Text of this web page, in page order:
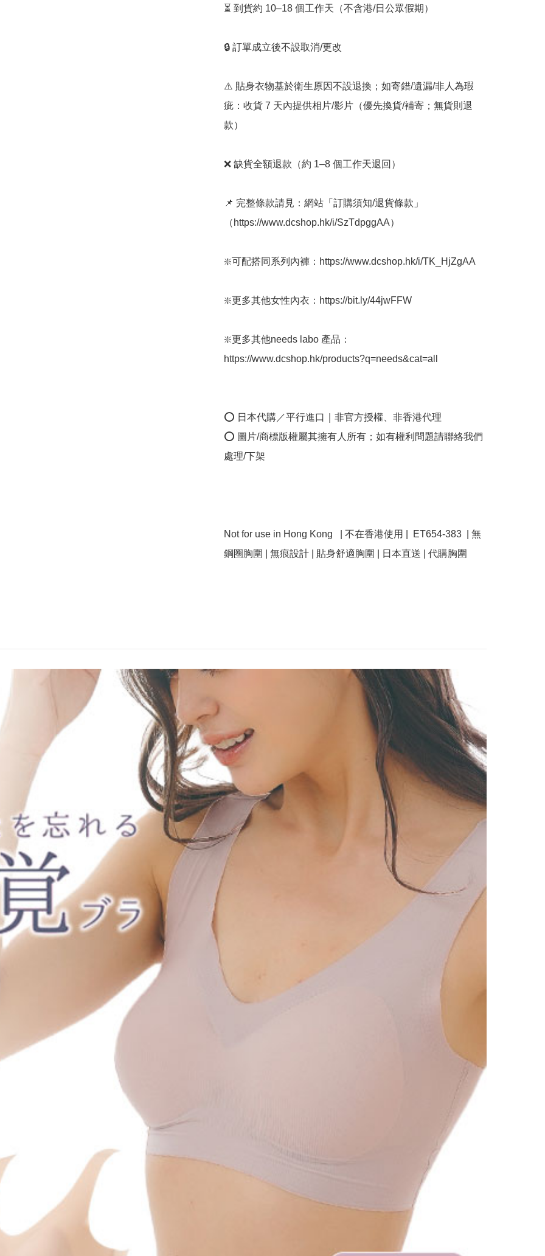
⏳ 到貨約 10–18 個工作天（不含港/日公眾假期）
🔒 訂單成立後不設取消/更改
⚠️ 貼身衣物基於衛生原因不設退換；如寄錯/遺漏/非人為瑕
疵：收貨 7 天內提供相片/影片（優先換貨/補寄；無貨則退
款）
❌ 缺貨全額退款（約 1–8 個工作天退回）
📌 完整條款請見：網站「訂購須知/退貨條款」
（https://www.dcshop.hk/i/SzTdpggAA）
❇️可配搭同系列內褲：https://www.dcshop.hk/i/TK_HjZgAA
❇️更多其他女性內衣：https://bit.ly/44jwFFW
❇️更多其他needs labo 產品：
https://www.dcshop.hk/products?q=needs&cat=all
⭕ 日本代購／平行進口｜非官方授權、非香港代理
⭕ 圖片/商標版權屬其擁有人所有；如有權利問題請聯絡我們
處理/下架
Not for use in Hong Kong   | 不在香港使用 |  ET654-383  | 無
鋼圈胸圍 | 無痕設計 | 貼身舒適胸圍 | 日本直送 | 代購胸圍